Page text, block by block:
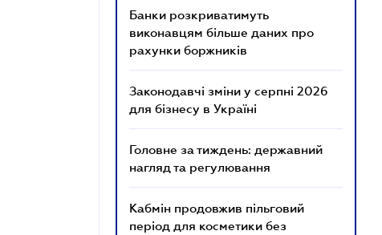
Банки розкриватимуть
виконавцям більше даних про
рахунки боржників
Законодавчі зміни у серпні 2026
для бізнесу в Україні
Головне за тиждень: державний
нагляд та регулювання
Кабмін продовжив пільговий
період для косметики без